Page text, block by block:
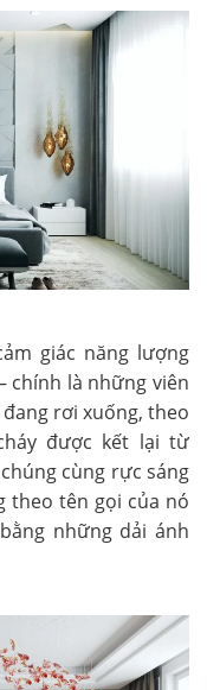
giác năng lượng
chính là những viên
rơi xuống, theo
được kết lại từ
cùng rực sáng
theo tên gọi của nó
những dải ánh